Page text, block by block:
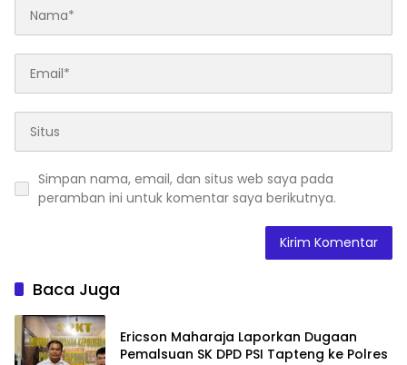
Simpan nama, email, dan situs web saya pada
peramban ini untuk komentar saya berikutnya.
Baca Juga
Ericson Maharaja Laporkan Dugaan
Pemalsuan SK DPD PSI Tapteng ke Polres